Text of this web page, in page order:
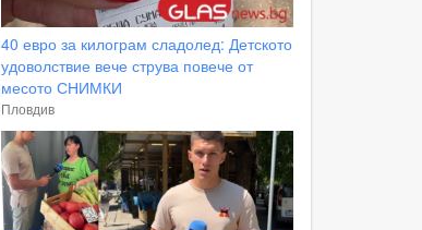
40 евро за килограм сладолед: Детското
удоволствие вече струва повече от
месото СНИМКИ
Пловдив